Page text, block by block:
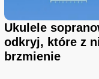
Ukulele
odkryj, które z
brzmienie